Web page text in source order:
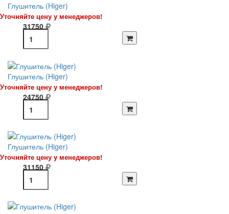
Глушитель (Higer)
Уточняйте цену у менеджеров!
31750
Глушитель (Higer)
Уточняйте цену у менеджеров!
24750
Глушитель (Higer)
Уточняйте цену у менеджеров!
31150